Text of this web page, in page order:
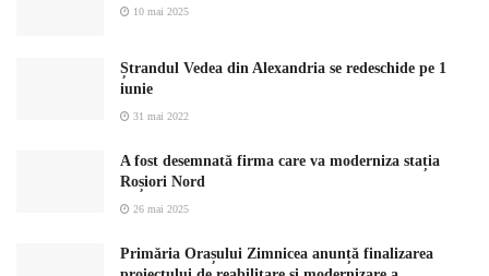
10 mai 2025
Ștrandul Vedea din Alexandria se redeschide pe 1
iunie
31 mai 2022
A fost desemnată firma care va moderniza stația
Roșiori Nord
26 mai 2025
Primăria Orașului Zimnicea anunță finalizarea